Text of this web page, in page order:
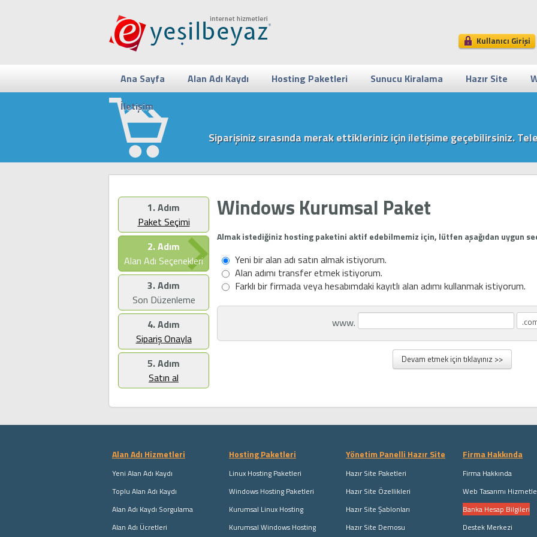
Kullanıcı Girişi
Ana Sayfa Alan Adı Kaydı Hosting Paketleri Sunucu Kiralama Hazır Site
İletişim
Siparişiniz sırasında merak ettikleriniz için iletişime geçebilirsiniz.
1. Adım
Paket Seçimi
2. Adım
Alan Adı Seçenekleri
3. Adım
Son Düzenleme
4. Adım
Sipariş Onayla
5. Adım
Satın al
Windows Kurumsal Paket
Almak istediğiniz hosting paketini aktif edebilmemiz için, lütfen aşağıdan uygun
Yeni bir alan adı satın almak istiyorum.
Alan adımı transfer etmek istiyorum.
Farklı bir firmada veya hesabımdaki kayıtlı alan adımı kullanmak istiyorum.
www.
Alan Adı Hizmetleri
Yeni Alan Adı Kaydı
Toplu Alan Adı Kaydı
Alan Adı Kaydı Sorgulama
Alan Adı Ücretleri
Hosting Paketleri
Linux Hosting Paketleri
Windows Hosting Paketleri
Kurumsal Linux Hosting
Kurumsal Windows Hosting
Yönetim Panelli Hazır Site
Hazır Site Paketleri
Hazır Site Özellikleri
Hazır Site Şablonları
Hazır Site Demosu
Firma Hakkında
Firma Hakkında
Web Tasarımı
Banka Hesap Bilgileri
Destek Merkezi